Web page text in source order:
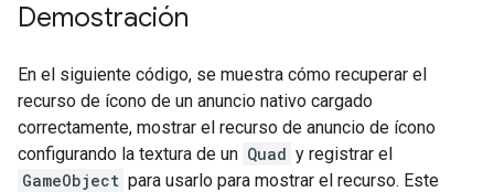
Demostración
En el siguiente código, se muestra cómo recuperar el
recurso de ícono de un anuncio nativo cargado
correctamente, mostrar el recurso de anuncio de ícono
configurando la textura de un Quad y registrar el
GameObject para usarlo para mostrar el recurso. Este